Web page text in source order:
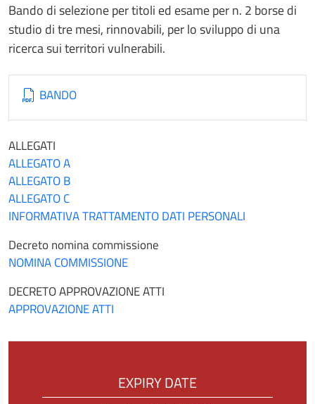
Bando di selezione per titoli ed esame per n. 2 borse di
studio di tre mesi, rinnovabili, per lo sviluppo di una
ricerca sui territori vulnerabili.
BANDO
ALLEGATI
ALLEGATO A
ALLEGATO B
ALLEGATO C
INFORMATIVA TRATTAMENTO DATI PERSONALI
Decreto nomina commissione
NOMINA COMMISSIONE
DECRETO APPROVAZIONE ATTI
APPROVAZIONE ATTI
EXPIRY DATE